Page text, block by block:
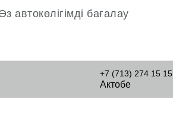
+7 (713) 274 15 15
Актобе
автокөлігімді бағалау